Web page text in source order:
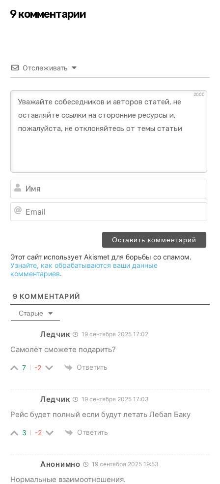
9 комментарии
Отслеживать
2000
Этот сайт использует Akismet для борьбы со спамом.
Узнайте, как обрабатываются ваши данные
комментариев.
9 КОММЕНТАРИЙ
Старые
Ледчик 19 сентября 2025 17:02
Самолёт сможете подарить?
7 -2 Ответить
Ледчик 19 сентября 2025 17:03
Рейс будет полный если будут летать Лебап Баку
3 -2 Ответить
Анонимно 19 сентября 2025 19:53
Нормальные взаимоотношения.